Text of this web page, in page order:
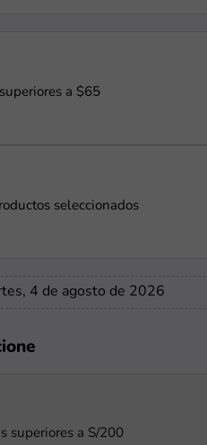
a $65
seleccionados
4 de agosto de 2026
superiores a S/200